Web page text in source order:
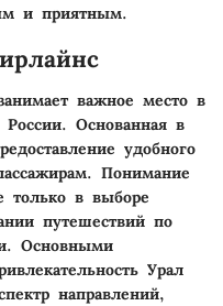
и приятным.
важное место в
Основанная в
удобного
Понимание
только в выборе
путешествий по
Основными
Урал
направлений,